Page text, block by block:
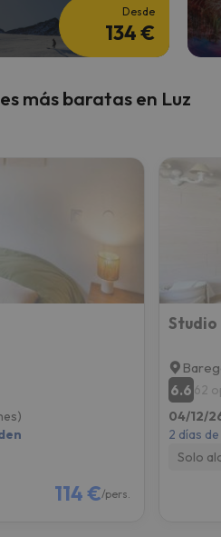
Desde
134 €
más baratas en Luz
114 €/pers.
Studio
6.6 62
04/12/
2 días
Solo